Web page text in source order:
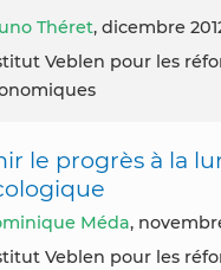
Théret, dicembre
Veblen pour les
le progrès à la
Méda,
Veblen pour les